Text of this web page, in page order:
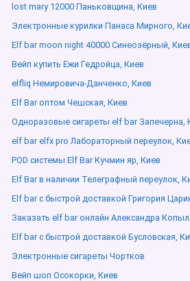
lost mary 12000 Паньковщина, Киев
Электронные курилки Панаса Мирного,
Elf bar moon night 40000 Синеозёрный,
Вейп купить Ежи Гедройца, Киев
elfliq Немировича-Данченко, Киев
Elf Bar оптом Чешская, Киев
Одноразовые сигареты elf bar Запечерна,
elf bar elfx pro Лабораторный переулок,
POD системы Elf Bar Кучмин яр, Киев
Elf Bar в наличии Телеграфный переулок,
Elf bar с быстрой доставкой Григория
Заказать elf bar онлайн Александра
Elf bar с быстрой доставкой Бусловская,
Электронные сигареты Чортков
Вейп шоп Осокорки, Киев